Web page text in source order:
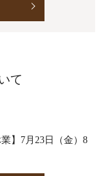
て
】7月23日（金）8